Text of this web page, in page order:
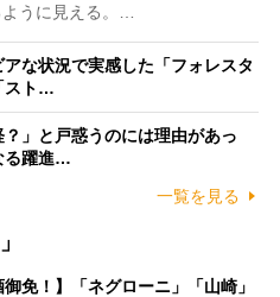
うに見える。…
アな状況で実感した「フォレスタ
スト…
」と戸惑うのには理由があっ
る躍進…
一覧を見る
御免！】「ネグローニ」「山崎」